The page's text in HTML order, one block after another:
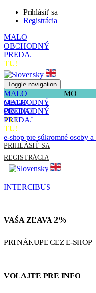
Prihlásiť sa
Registrácia
MALO
OBCHODNÝ
PREDAJ
TU!
Toggle navigation
MALO
OBCHODNÝ
PREDAJ
TU!
MO
MALO
OBCHODNÝ
PREDAJ
TU!
e-shop pre súkromné osoby
PRIHLÁSIŤ SA
REGISTRÁCIA
INTERCIBUS
VAŠA ZĽAVA 2%
PRI NÁKUPE CEZ E-SHOP
VOLAJTE PRE INFO